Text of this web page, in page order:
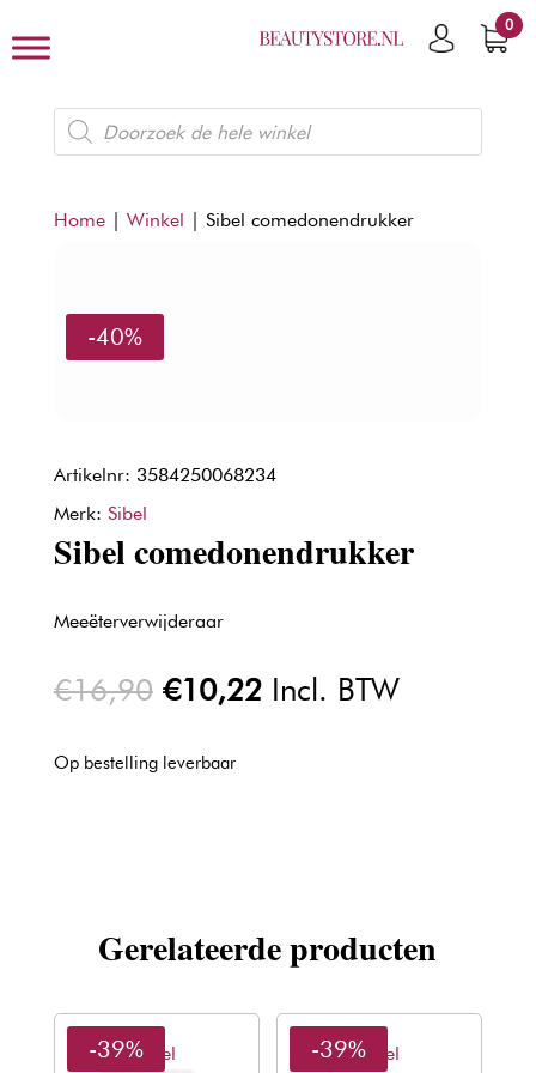
0
Producten
zoeken
Home| Winkel | Sibel comedonendrukker
-40%
Artikelnr: 3584250068234
Merk: Sibel
Sibel comedonendrukker
Meeëterverwijderaar
€16,90 Oorspronkelijke
was:
€10,22Huidige
Incl. BTW
Op bestelling leverbaar
Gerelateerde producten
Sibel
-39% Sibel
-39%